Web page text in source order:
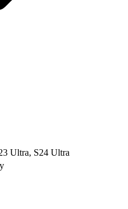
Ultra, S24 Ultra